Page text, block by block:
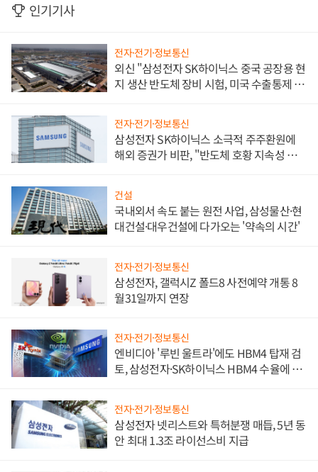
인기기사
전자·전기·정보통신
외신 "삼성전자 SK하이닉스 중국 공장용 현
지 생산 반도체 장비 시험, 미국 수출통제 대
전자·전기·정보통신
삼성전자 SK하이닉스 소극적 주주환원에
해외 증권가 비판, "반도체 호황 지속성 의
건설
국내외서 속도 붙는 원전 사업, 삼성물산·현
대건설·대우건설에 다가오는 '약속의 시간'
전자·전기·정보통신
삼성전자, 갤럭시Z 폴드8 사전예약 개통 8
월31일까지 연장
전자·전기·정보통신
엔비디아 '루빈 울트라'에도 HBM4 탑재 검
토, 삼성전자·SK하이닉스 HBM4 수율에 주
전자·전기·정보통신
삼성전자 넷리스트와 특허분쟁 매듭, 5년 동
안 최대 1.3조 라이선스비 지급